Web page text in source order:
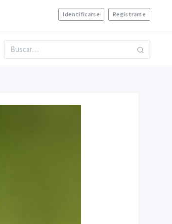
Identificarse Registrarse